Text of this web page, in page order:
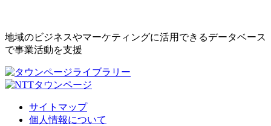
地域のビジネスやマーケティングに活用できるデータベース
で事業活動を支援
サイトマップ
個人情報について